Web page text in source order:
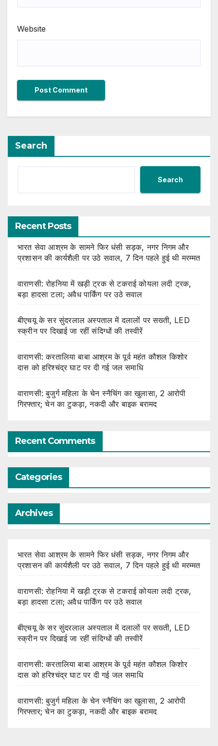
Website
Search
Search
Recent Posts
भारत सेवा आश्रम के सामने फिर धंसी सड़क, नगर निगम और
प्रशासन की कार्यशैली पर उठे सवाल, 7 दिन पहले हुई थी मरम्मत
वाराणसी: रोहनिया में खड़ी ट्रक से टकराई कोयला लदी ट्रक,
बड़ा हादसा टला; अवैध पार्किंग पर उठे सवाल
बीएचयू के सर सुंदरलाल अस्पताल में दलालों पर सख्ती, LED
स्क्रीन पर दिखाई जा रहीं संदिग्धों की तस्वीरें
वाराणसी: करतालिया बाबा आश्रम के पूर्व महंत कौशल किशोर
दास को हरिश्चंद्र घाट पर दी गई जल समाधि
वाराणसी: बुजुर्ग महिला के चेन स्नैचिंग का खुलासा, 2 आरोपी
गिरफ्तार; चेन का टुकड़ा, नकदी और बाइक बरामद
Recent Comments
Categories
Archives
भारत सेवा आश्रम के सामने फिर धंसी सड़क, नगर निगम और
प्रशासन की कार्यशैली पर उठे सवाल, 7 दिन पहले हुई थी मरम्मत
वाराणसी: रोहनिया में खड़ी ट्रक से टकराई कोयला लदी ट्रक,
बड़ा हादसा टला; अवैध पार्किंग पर उठे सवाल
बीएचयू के सर सुंदरलाल अस्पताल में दलालों पर सख्ती, LED
स्क्रीन पर दिखाई जा रहीं संदिग्धों की तस्वीरें
वाराणसी: करतालिया बाबा आश्रम के पूर्व महंत कौशल किशोर
दास को हरिश्चंद्र घाट पर दी गई जल समाधि
वाराणसी: बुजुर्ग महिला के चेन स्नैचिंग का खुलासा, 2 आरोपी
गिरफ्तार; चेन का टुकड़ा, नकदी और बाइक बरामद